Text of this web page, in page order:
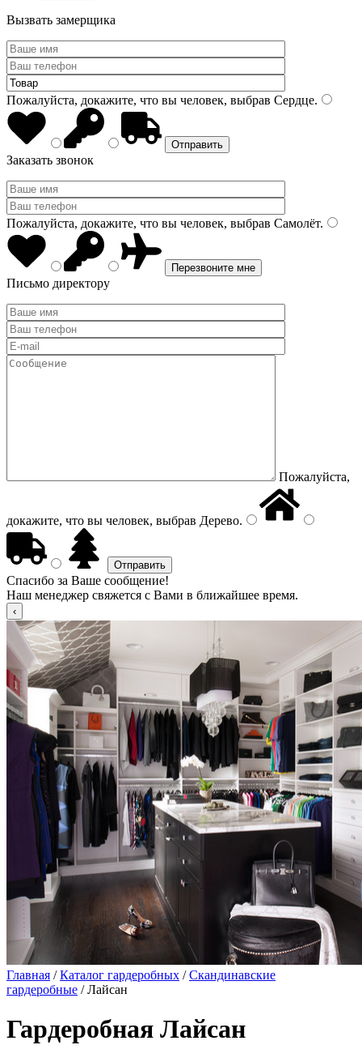
Вызвать замерщика
Пожалуйста, докажите, что вы человек, выбрав Сердце.
Заказать звонок
Пожалуйста, докажите, что вы человек, выбрав Самолёт.
Письмо директору
Пожалуйста,
докажите, что вы человек, выбрав Дерево.
Спасибо за Ваше сообщение!
Наш менеджер свяжется с Вами в ближайшее время.
Главная /Каталог гардеробных /Скандинавские
гардеробные / Лайсан
Гардеробная Лайсан